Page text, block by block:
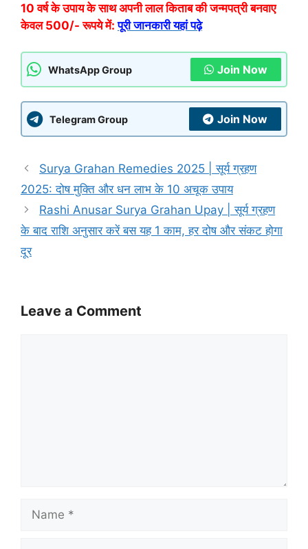
10 वर्ष के उपाय के साथ अपनी लाल किताब की जन्मपत्री बनवाए
केवल 500/- रूपये में: पूरी जानकारी यहां पढ़े
WhatsApp Group Join Now
Telegram Group Join Now
Surya Grahan Remedies 2025 | सूर्य ग्रहण
2025: दोष मुक्ति और धन लाभ के 10 अचूक उपाय
Rashi Anusar Surya Grahan Upay | सूर्य ग्रहण
के बाद राशि अनुसार करें बस यह 1 काम, हर दोष और संकट होगा
दूर
Leave a Comment